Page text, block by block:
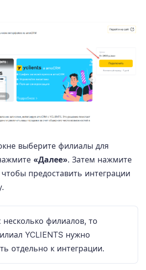
выберите филиалы для
«Далее». Затем нажмите
чтобы предоставить интеграции
несколько филиалов, то
YCLIENTS нужно
отдельно к интеграции.